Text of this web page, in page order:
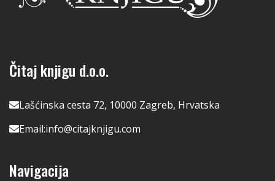
Čitaj knjigu d.o.o.
Lašćinska cesta 72, 10000 Zagreb, Hrvatska
Email:info@citajknjigu.com
Navigacija